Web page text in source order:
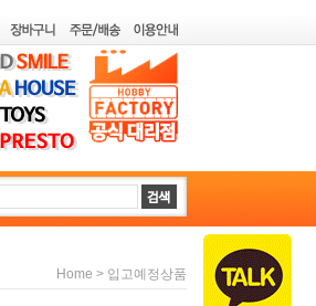
Home > 입고예정상품